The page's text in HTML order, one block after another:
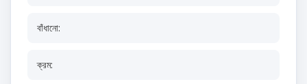
বাঁধানো:
ক্রম: